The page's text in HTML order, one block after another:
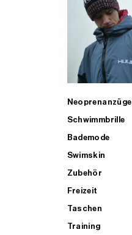
Neoprenanzüge
Schwimmbrille
Bademode
Swimskin
Zubehör
Freizeit
Taschen
Training